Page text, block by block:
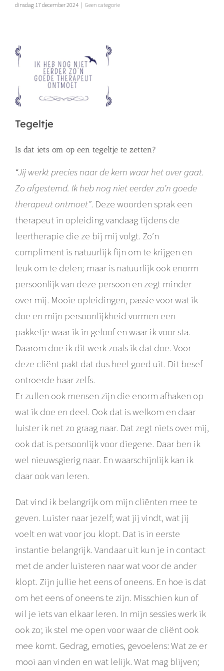
dinsdag 17 december 2024 | Geen categorie
Tegeltje
Is dat iets om op een tegeltje te zetten?
“Jij werkt precies naar de kern waar het over gaat.
Zo afgestemd. Ik heb nog niet eerder zo’n goede
therapeut ontmoet”. Deze woorden sprak een
therapeut in opleiding vandaag tijdens de
leertherapie die ze bij mij volgt. Zo’n
compliment is natuurlijk fijn om te krijgen en
leuk om te delen; maar is natuurlijk ook enorm
persoonlijk van deze persoon en zegt minder
over mij. Mooie opleidingen, passie voor wat ik
doe en mijn persoonlijkheid vormen een
pakketje waar ik in geloof en waar ik voor sta.
Daarom doe ik dit werk zoals ik dat doe. Voor
deze cliënt pakt dat dus heel goed uit. Dit besef
ontroerde haar zelfs.
Er zullen ook mensen zijn die enorm afhaken op
wat ik doe en deel. Ook dat is welkom en daar
luister ik net zo graag naar. Dat zegt niets over mij,
ook dat is persoonlijk voor diegene. Daar ben ik
wel nieuwsgierig naar. En waarschijnlijk kan ik
daar ook van leren.
Dat vind ik belangrijk om mijn cliënten mee te
geven. Luister naar jezelf; wat jij vindt, wat jij
voelt en wat voor jou klopt. Dat is in eerste
instantie belangrijk. Vandaar uit kun je in contact
met de ander luisteren naar wat voor de ander
klopt. Zijn jullie het eens of oneens. En hoe is dat
om het eens of oneens te zijn. Misschien kun of
wil je iets van elkaar leren. In mijn sessies werk ik
ook zo; ik stel me open voor waar de cliënt ook
mee komt. Gedrag, emoties, gevoelens: Wat ze er
mooi aan vinden en wat lelijk. Wat mag blijven;